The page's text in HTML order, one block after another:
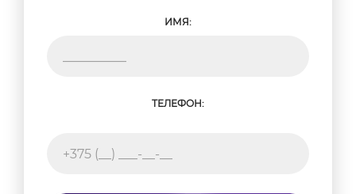
повторить в домашних условиях. Особенно если
использования промышленного фена для
коннекторов, шлейфов, а также дорогостоящего
дисплейного модуля и системной платы. Это может
айфонаили вообще сделать смартфон
ИМЯ:
ТЕЛЕФОН: